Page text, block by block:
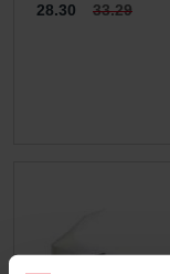
28.30 33.29